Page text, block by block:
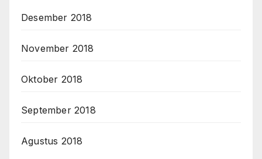
Desember 2018
November 2018
Oktober 2018
September 2018
Agustus 2018